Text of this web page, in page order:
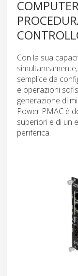
Con la sua
semplice da
e operazioni
generazione di
Power PMAC è
superiori e di un
periferica.